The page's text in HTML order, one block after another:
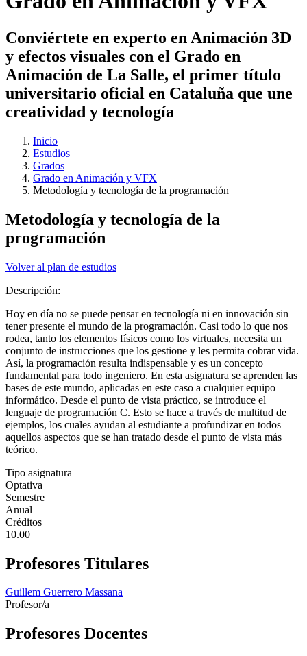
Conviértete en experto en Animación 3D
y efectos visuales con el Grado en
Animación de La Salle, el primer título
universitario oficial en Cataluña que une
creatividad y tecnología
Inicio
Estudios
Grados
Grado en Animación y VFX
Metodología y tecnología de la programación
Metodología y tecnología de la
programación
Volver al plan de estudios
Descripción:
Hoy en día no se puede pensar en tecnología ni en innovación sin
tener presente el mundo de la programación. Casi todo lo que nos
rodea, tanto los elementos físicos como los virtuales, necesita un
conjunto de instrucciones que los gestione y les permita cobrar vida.
Así, la programación resulta indispensable y es un concepto
fundamental para todo ingeniero. En esta asignatura se aprenden las
bases de este mundo, aplicadas en este caso a cualquier equipo
informático. Desde el punto de vista práctico, se introduce el
lenguaje de programación C. Esto se hace a través de multitud de
ejemplos, los cuales ayudan al estudiante a profundizar en todos
aquellos aspectos que se han tratado desde el punto de vista más
teórico.
Tipo asignatura
Optativa
Semestre
Anual
Créditos
10.00
Profesores Titulares
Guillem Guerrero Massana
Profesor/a
Profesores Docentes